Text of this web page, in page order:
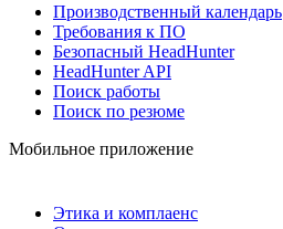
Производственный календарь
Требования к ПО
Безопасный HeadHunter
HeadHunter API
Поиск работы
Поиск по резюме
Мобильное приложение
Этика и комплаенс